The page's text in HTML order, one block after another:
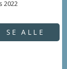
2022
SE ALLE